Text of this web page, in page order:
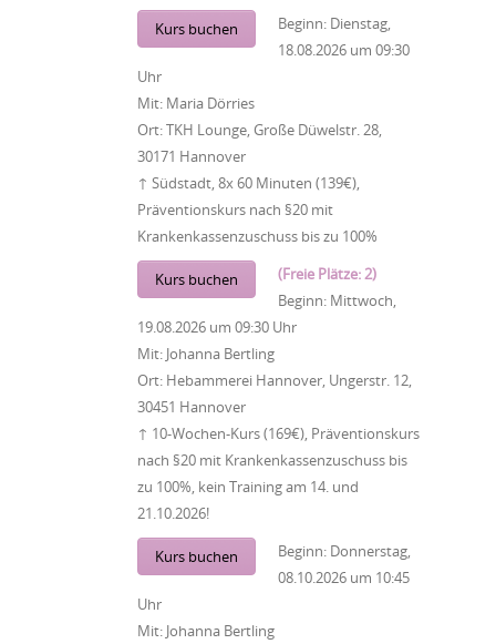
Kurs buchen Beginn: Dienstag,
18.08.2026 um 09:30
Uhr
Mit: Maria Dörries
Ort:TKH Lounge, Große Düwelstr. 28,
30171 Hannover
↑ Südstadt, 8x 60 Minuten (139€),
Präventionskurs nach §20 mit
Krankenkassenzuschuss bis zu 100%
Kurs buchen
(Freie Plätze: 2)
Beginn: Mittwoch,
19.08.2026 um 09:30 Uhr
Mit: Johanna Bertling
Ort: Hebammerei Hannover, Ungerstr. 12,
30451 Hannover
↑ 10-Wochen-Kurs (169€), Präventionskurs
nach §20 mit Krankenkassenzuschuss bis
zu 100%, kein Training am 14. und
21.10.2026!
Kurs buchen Beginn: Donnerstag,
08.10.2026 um 10:45
Uhr
Mit: Johanna Bertling